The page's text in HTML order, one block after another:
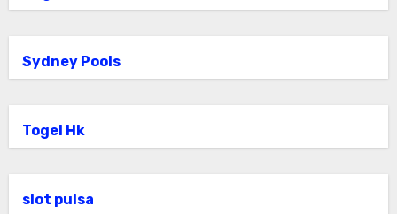
Sydney Pools
Togel Hk
slot pulsa